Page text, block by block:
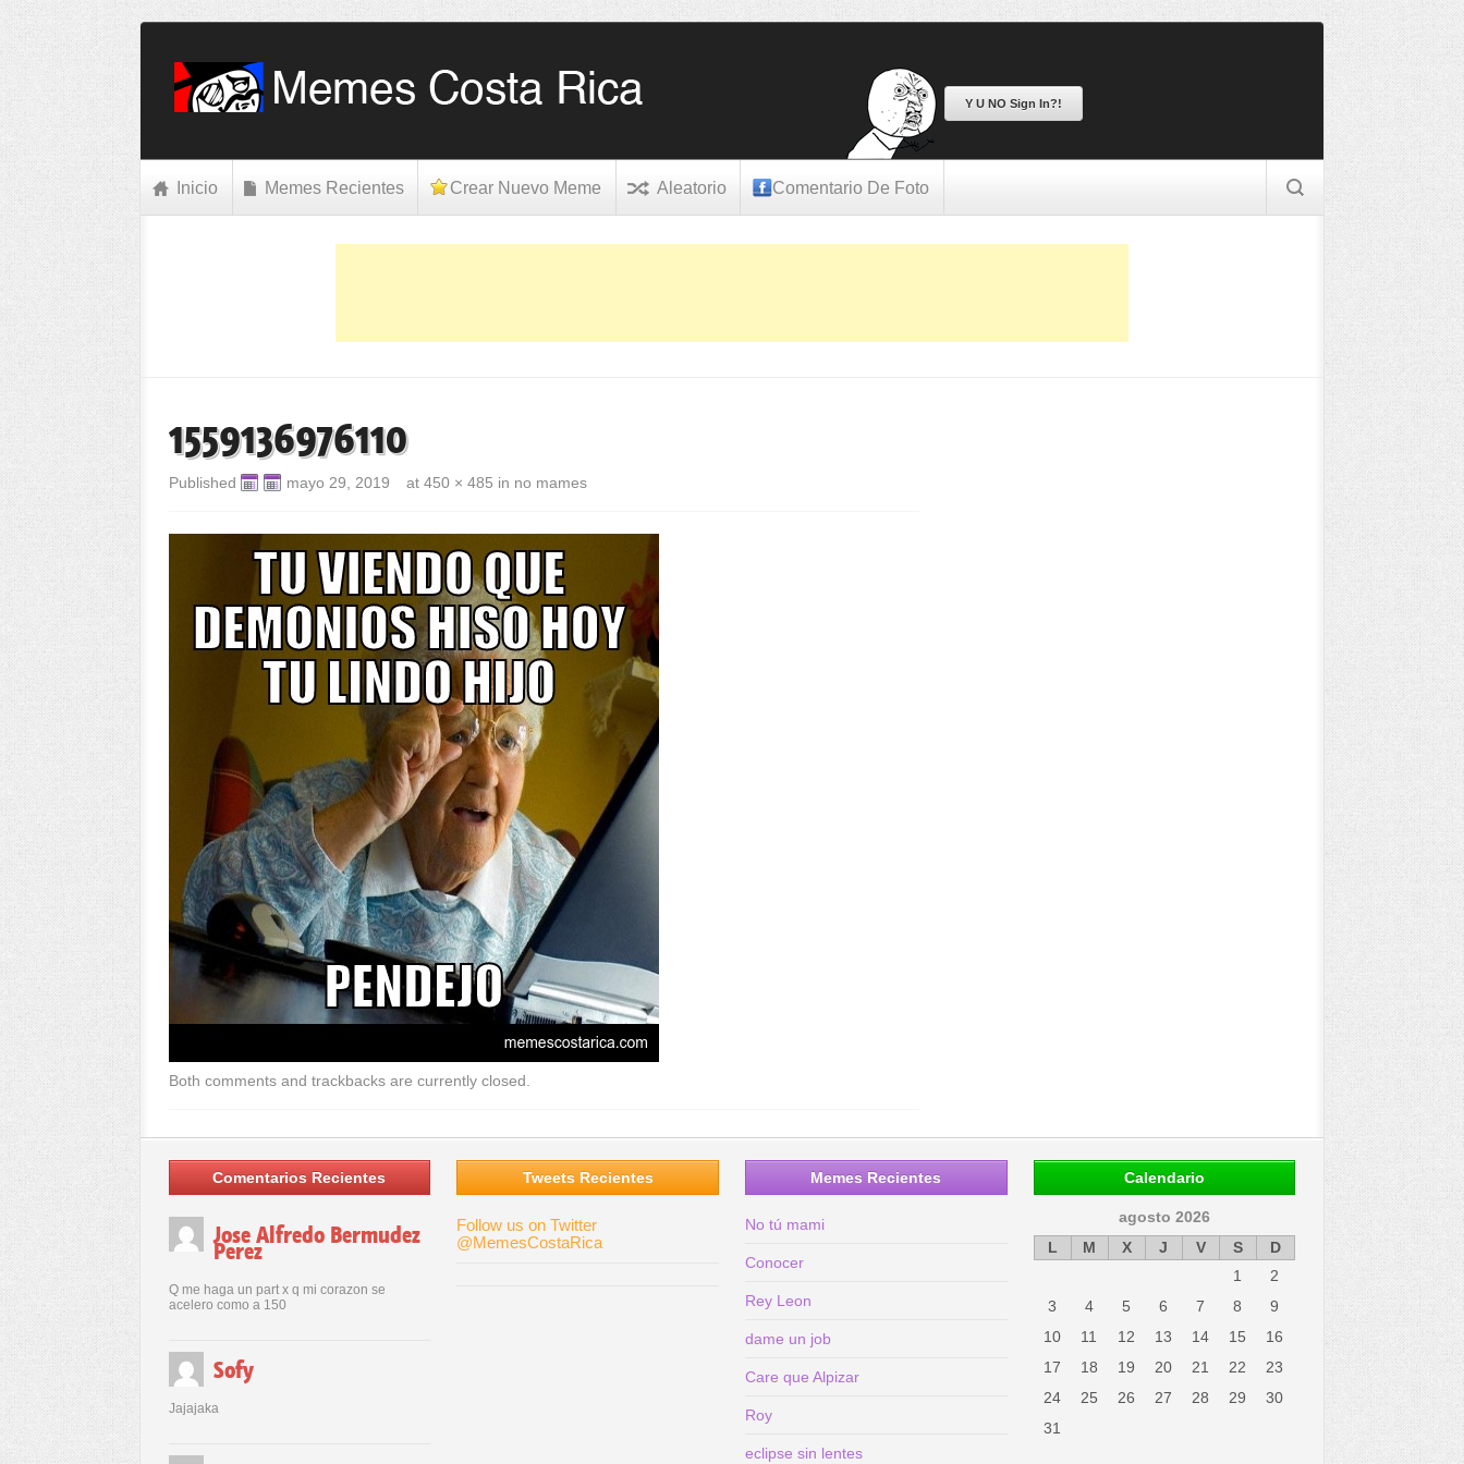
Y U NO Sign In?!
Inicio Memes Recientes Crear Nuevo Meme Aleatorio Comentario De Foto
1559136976110
Published mayo 29, 2019 at450 × 485 in no mames
Both comments and trackbacks are currently closed.
Comentarios Recientes
Jose Alfredo Bermudez
Perez
Q me haga un part x q mi corazon se
acelero como a 150
Sofy
Jajajaka
Tweets Recientes
Follow us on Twitter
@MemesCostaRica
Memes Recientes
No tú mami
Conocer
Rey Leon
dame un job
Care que Alpizar
Roy
eclipse sin lentes
Calendario
agosto 2026
L
M X J V S
D
1
2
3
4 5 6 7 8
9
10
11 12 13 14 15
16
17
18 19 20 21 22
23
24
25 26 27 28 29
30
31